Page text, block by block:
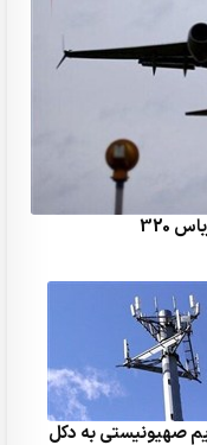
صهیونیستی به دکل